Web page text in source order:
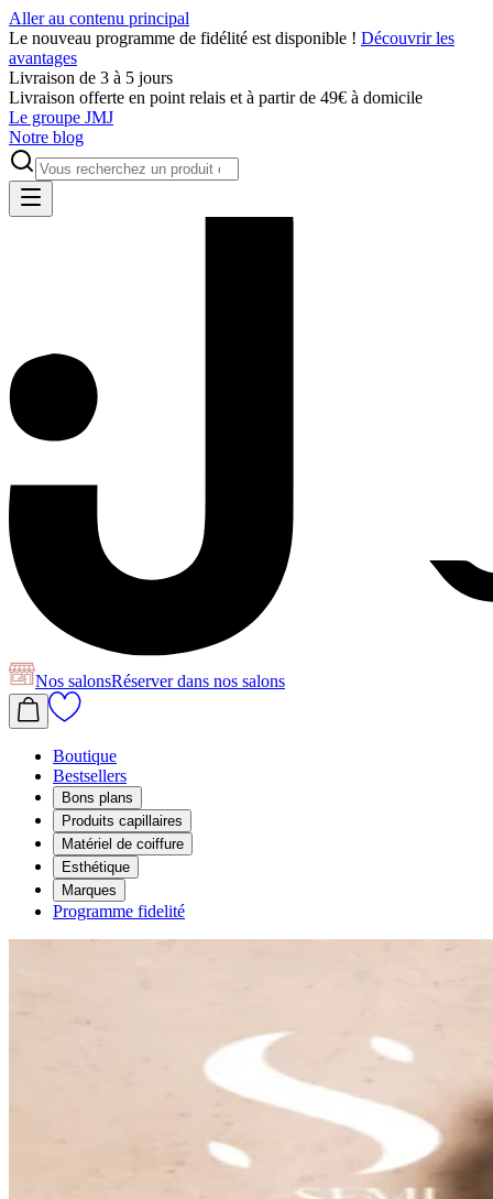
Aller au contenu principal
Le nouveau programme de fidélité est disponible ! Découvrir les
avantages
Livraison de 3 à 5 jours
Livraison offerte en point relais et à partir de 49€ à domicile
Le groupe JMJ
Notre blog
Nos salonsRéserverdans nos salons
Boutique
Bestsellers
Bons plans
Produits capillaires
Matériel de coiffure
Esthétique
Marques
Programme fidelité